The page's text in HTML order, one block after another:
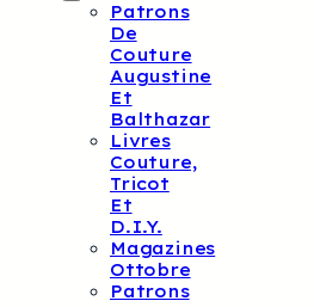
Patrons
De
Couture
Augustine
Et
Balthazar
Livres
Couture,
Tricot
Et
D.I.Y.
Magazines
Ottobre
Patrons